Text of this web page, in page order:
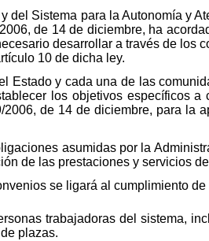
Sistema para la Autonomía y
de 14 de diciembre, ha
desarrollar a través de los
10 de dicha ley.
Estado y cada una de las
los objetivos específicos
de 14 de diciembre, para la
asumidas por la
de las prestaciones y servicios
se ligará al cumplimiento
trabajadoras del sistema,
plazas.